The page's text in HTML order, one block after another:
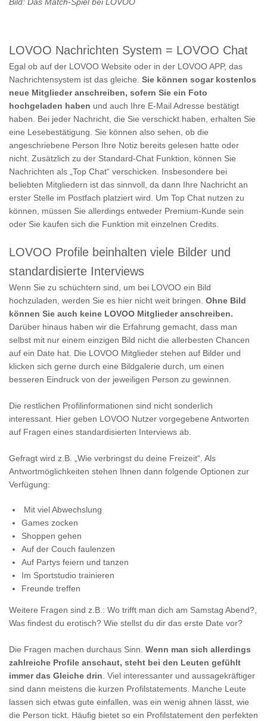
Bild: Das Match-Spiel bei LOVOO
LOVOO Nachrichten System = LOVOO Chat
Egal ob auf der LOVOO Website oder in der LOVOO APP, das
Nachrichtensystem ist das gleiche. Sie können sogar kostenlos
neue Mitglieder anschreiben, sofern Sie ein Foto
hochgeladen haben und auch Ihre E-Mail Adresse bestätigt
haben. Bei jeder Nachricht, die Sie verschickt haben, erhalten Sie
eine Lesebestätigung. Sie können also sehen, ob die
angeschriebene Person Ihre Notiz bereits gelesen hatte oder
nicht. Zusätzlich zu der Standard-Chat Funktion, können Sie
Nachrichten als „Top Chat“ verschicken. Insbesondere bei
beliebten Mitgliedern ist das sinnvoll, da dann Ihre Nachricht an
erster Stelle im Postfach platziert wird. Um Top Chat nutzen zu
können, müssen Sie allerdings entweder Premium-Kunde sein
oder Sie kaufen sich die Funktion mit einzelnen Credits.
LOVOO Profile beinhalten viele Bilder und
standardisierte Interviews
Wenn Sie zu schüchtern sind, um bei LOVOO ein Bild
hochzuladen, werden Sie es hier nicht weit bringen. Ohne Bild
können Sie auch keine LOVOO Mitglieder anschreiben.
Darüber hinaus haben wir die Erfahrung gemacht, dass man
selbst mit nur einem einzigen Bild nicht die allerbesten Chancen
auf ein Date hat. Die LOVOO Mitglieder stehen auf Bilder und
klicken sich gerne durch eine Bildgalerie durch, um einen
besseren Eindruck von der jeweiligen Person zu gewinnen.
Die restlichen Profilinformationen sind nicht sonderlich
interessant. Hier geben LOVOO Nutzer vorgegebene Antworten
auf Fragen eines standardisierten Interviews ab.
Gefragt wird z.B. „Wie verbringst du deine Freizeit“. Als
Antwortmöglichkeiten stehen Ihnen dann folgende Optionen zur
Verfügung:
Mit viel Abwechslung
Games zocken
Shoppen gehen
Auf der Couch faulenzen
Auf Partys feiern und tanzen
Im Sportstudio trainieren
Freunde treffen
Weitere Fragen sind z.B.: Wo trifft man dich am Samstag Abend?,
Was findest du erotisch? Wie stellst du dir das erste Date vor?
Die Fragen machen durchaus Sinn. Wenn man sich allerdings
zahlreiche Profile anschaut, steht bei den Leuten gefühlt
immer das Gleiche drin. Viel interessanter und aussagekräftiger
sind dann meistens die kurzen Profilstatements. Manche Leute
lassen sich etwas gute einfallen, was ein wenig ahnen lässt, wie
die Person tickt. Häufig bietet so ein Profilstatement den perfekten